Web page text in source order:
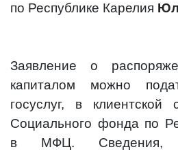
по Республике Карелия
Заявление о
капиталом можно
госуслуг, в клиентской
Социального фонда по
в МФЦ. Сведения,